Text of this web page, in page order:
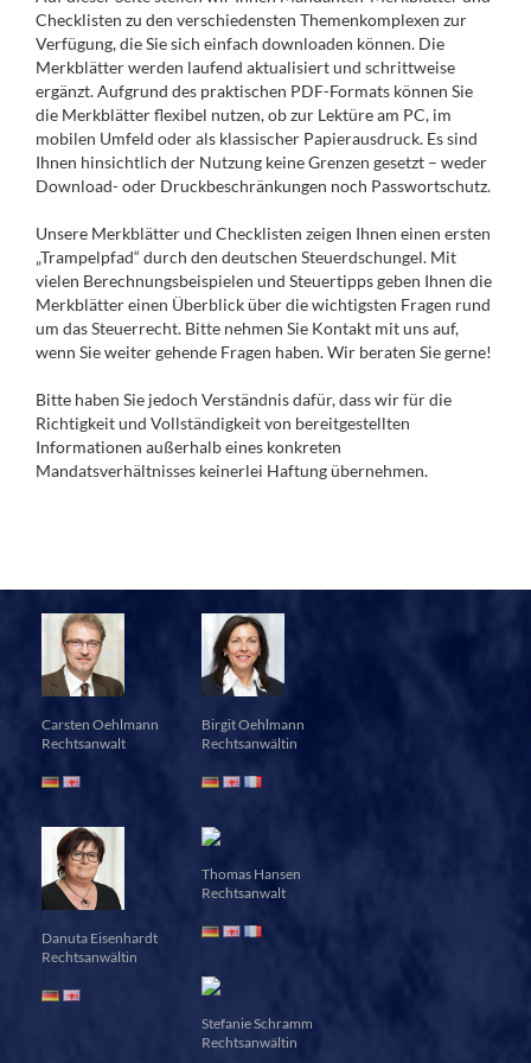
Checklisten zu den verschiedensten Themenkomplexen zur
Verfügung, die Sie sich einfach downloaden können. Die
Merkblätter werden laufend aktualisiert und schrittweise
ergänzt. Aufgrund des praktischen PDF-Formats können Sie
die Merkblätter flexibel nutzen, ob zur Lektüre am PC, im
mobilen Umfeld oder als klassischer Papierausdruck. Es sind
Ihnen hinsichtlich der Nutzung keine Grenzen gesetzt – weder
Download- oder Druckbeschränkungen noch Passwortschutz.
Unsere Merkblätter und Checklisten zeigen Ihnen einen ersten
„Trampelpfad“ durch den deutschen Steuerdschungel. Mit
vielen Berechnungsbeispielen und Steuertipps geben Ihnen die
Merkblätter einen Überblick über die wichtigsten Fragen rund
um das Steuerrecht. Bitte nehmen Sie Kontakt mit uns auf,
wenn Sie weiter gehende Fragen haben. Wir beraten Sie gerne!
Bitte haben Sie jedoch Verständnis dafür, dass wir für die
Richtigkeit und Vollständigkeit von bereitgestellten
Informationen außerhalb eines konkreten
Mandatsverhältnisses keinerlei Haftung übernehmen.
Carsten Oehlmann
Rechtsanwalt
Birgit Oehlmann
Rechtsanwältin
Danuta Eisenhardt
Rechtsanwältin
Thomas Hansen
Rechtsanwalt
Stefanie Schramm
Rechtsanwältin